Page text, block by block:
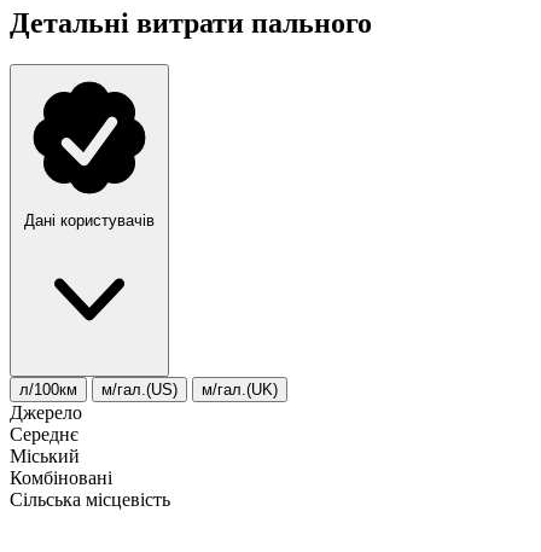
Детальні витрати пального
Дані користувачів
л/100км м/гал.(US) м/гал.(UK)
Джерело
Середнє
Міський
Комбіновані
Сільська місцевість